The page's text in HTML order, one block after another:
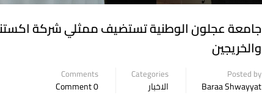
جامعة عجلون الوطنية تستضيف ممثلي شركة
والخريجين
Posted by
Baraa Shwayyat
Categories
الاخبار
Comments
0 Comment